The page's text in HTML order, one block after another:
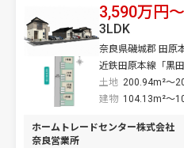
3,590万円
奈良県磯城郡 田原
近鉄田原本線「黒
土地 200.94m²～
3LDK
建物 104.13m²～
ホームトレードセンター株式会社
奈良営業所